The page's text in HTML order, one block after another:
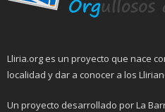
Lliria.org es un proyecto que nace
localidad y dar a conocer a los
Un proyecto desarrollado por La